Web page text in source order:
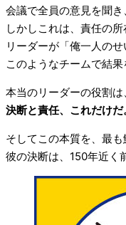
会議で全員の意見を聞
しかしこれは、責任の
リーダーが「俺一人の
このようなチームで結果
本当のリーダーの役割は
決断と責任、これだけだ
そしてこの本質を、最
彼の決断は、150年近く